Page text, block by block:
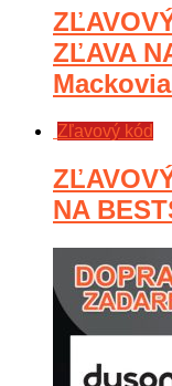
ZĽAVA
Zľavový kód
NA